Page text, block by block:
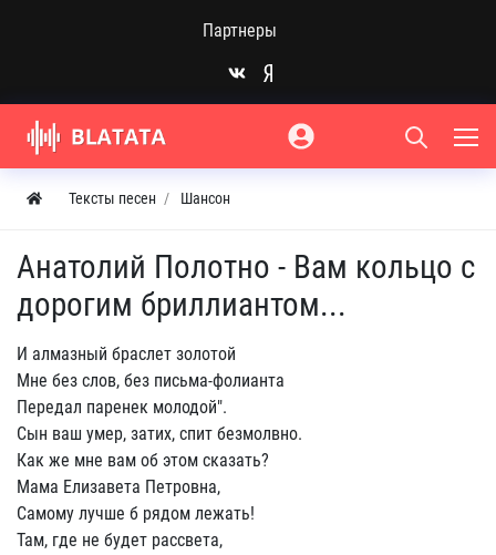
Партнеры
Тексты песен Шансон
Анатолий Полотно - Вам кольцо с
дорогим бриллиантом...
И алмазный браслет золотой
Мне без слов, без письма-фолианта
Передал паренек молодой".
Сын ваш умер, затих, спит безмолвно.
Как же мне вам об этом сказать?
Мама Елизавета Петровна,
Самому лучше б рядом лежать!
Там, где не будет рассвета,